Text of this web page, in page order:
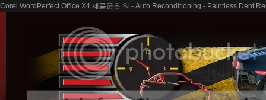
Corel WordPerfect Office X4 제품군은 워 - Auto Reconditioning - Paintless Dent